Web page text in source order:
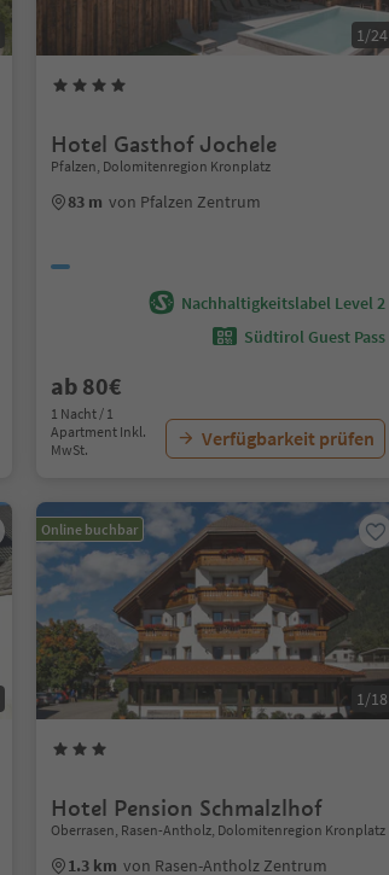
1/24
Hotel Gasthof Jochele
Pfalzen, Dolomitenregion Kronplatz
83 m von Pfalzen Zentrum
Nachhaltigkeitslabel Level 2
Südtirol Guest Pass
ab 80€
1 Nacht / 1
Apartment Inkl.
MwSt.
Verfügbarkeit prüfen
Online buchbar
1/18
Hotel Pension Schmalzlhof
Oberrasen, Rasen-Antholz, Dolomitenregion Kronplatz
1.3 km von Rasen-Antholz Zentrum